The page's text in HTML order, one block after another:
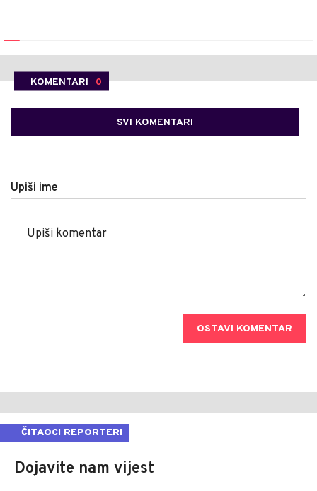
KOMENTARI 0
SVI KOMENTARI
Upiši ime
OSTAVI KOMENTAR
ČITAOCI REPORTERI
Dojavite nam vijest